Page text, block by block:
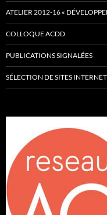
ATELIER 2012-16 «
COLLOQUE ACDD
PUBLICATIONS SIGNALÉES
SÉLECTION DE SITES